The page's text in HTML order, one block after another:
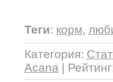
Теги: корм,
Категория:
Acana
Рейтинг